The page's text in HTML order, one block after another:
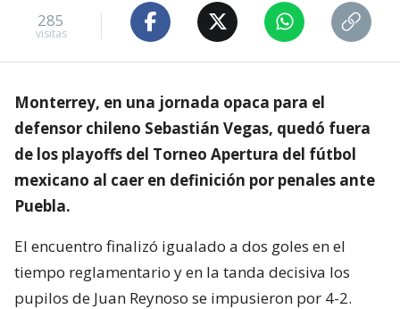
285
visitas
Monterrey, en una jornada opaca para el
defensor chileno Sebastián Vegas, quedó fuera
de los playoffs del Torneo Apertura del fútbol
mexicano al caer en definición por penales ante
Puebla.
El encuentro finalizó igualado a dos goles en el
tiempo reglamentario y en la tanda decisiva los
pupilos de Juan Reynoso se impusieron por 4-2.